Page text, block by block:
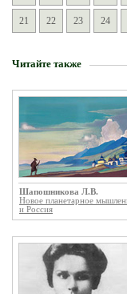
21 22 23 24
Читайте также
Шапошникова Л.В.
Новое планетарное
и Россия